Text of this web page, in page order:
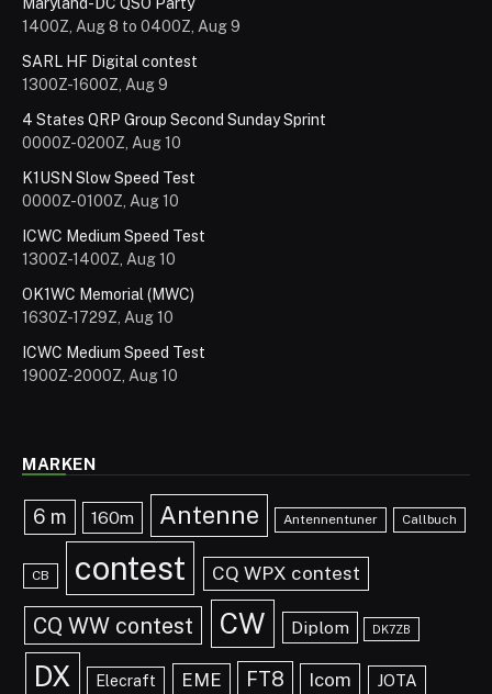
1400Z, Aug 8 to 0400Z, Aug 9
SARL HF Digital contest
1300Z-1600Z, Aug 9
4 States QRP Group Second Sunday Sprint
0000Z-0200Z, Aug 10
K1USN Slow Speed Test
0000Z-0100Z, Aug 10
ICWC Medium Speed Test
1300Z-1400Z, Aug 10
OK1WC Memorial (MWC)
1630Z-1729Z, Aug 10
ICWC Medium Speed Test
1900Z-2000Z, Aug 10
MARKEN
6 m 160m Antenne Antennentuner Callbuch
CB contest CQ WPX contest
CQ WW contest CW Diplom DK7ZB
DX Elecraft EME FT8 Icom JOTA